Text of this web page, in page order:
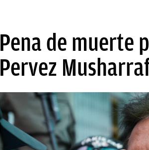
Pena de muerte
Pervez